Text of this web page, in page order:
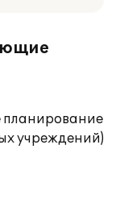
учреждений)